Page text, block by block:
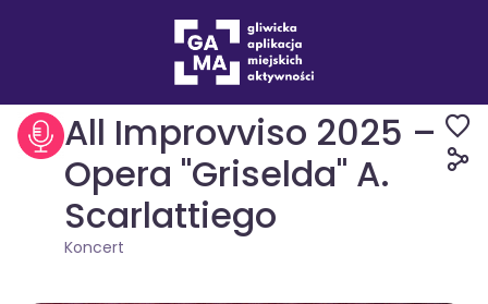
Koncert
All Improvviso 2025 –
Opera "Griselda" A.
Scarlattiego
Koncert